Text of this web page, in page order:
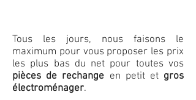
Tous les jours, nous faisons le
maximum pour vous proposer les prix
les plus bas du net pour toutes vos
pièces de rechange en petit et gros
électroménager.